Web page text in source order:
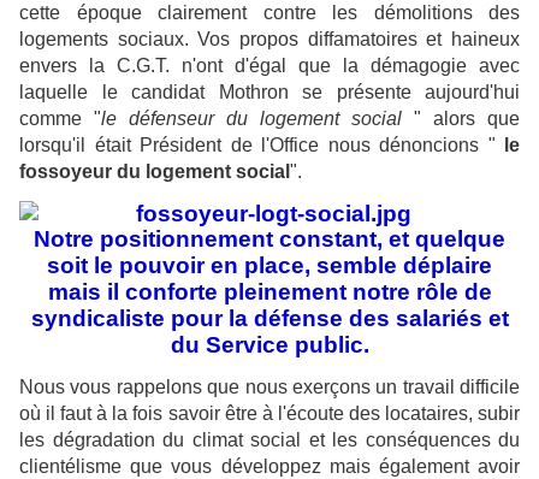
cette époque clairement contre les démolitions des
logements sociaux. Vos propos diffamatoires et haineux
envers la C.G.T. n'ont d'égal que la démagogie avec
laquelle le candidat Mothron se présente aujourd'hui
comme "le défenseur du logement social " alors que
lorsqu'il était Président de l'Office nous dénoncions "
le
fossoyeur du logement social ".
Notre positionnement constant, et quelque
soit le pouvoir en place, semble déplaire
mais il conforte pleinement notre rôle de
syndicaliste pour la défense des salariés et
du Service public.
Nous vous rappelons que nous exerçons un travail difficile
où il faut à la fois savoir être à l'écoute des locataires, subir
les dégradation du climat social et les conséquences du
clientélisme que vous développez mais également avoir